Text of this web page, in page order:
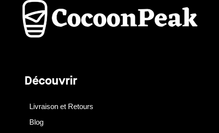
Découvrir
Livraison et Retours
Blog